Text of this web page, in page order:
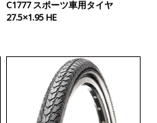
C1777 スポーツ車用タイヤ
27.5×1.95 HE